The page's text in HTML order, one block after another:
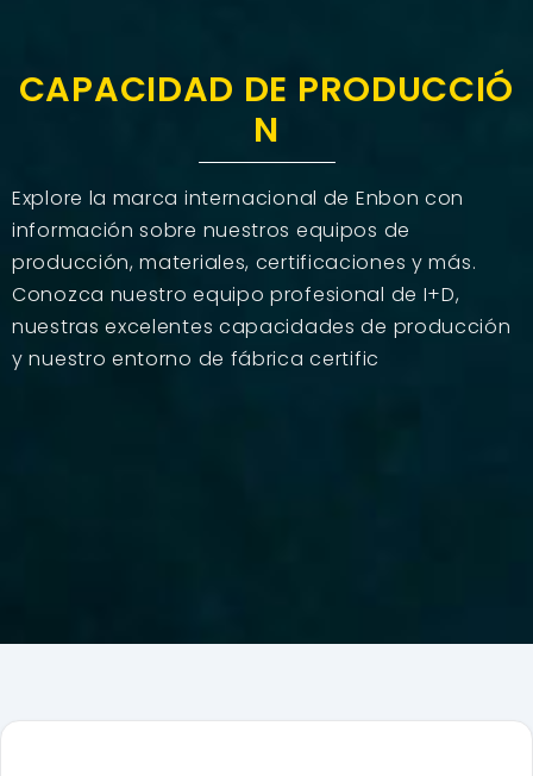
CAPACIDAD DE PRODUCCIÓ
N
Explore la marca internacional de Enbon con
información sobre nuestros equipos de
producción, materiales, certificaciones y más.
Conozca nuestro equipo profesional de I+D,
nuestras excelentes capacidades de producción
y nuestro entorno de fábrica certific